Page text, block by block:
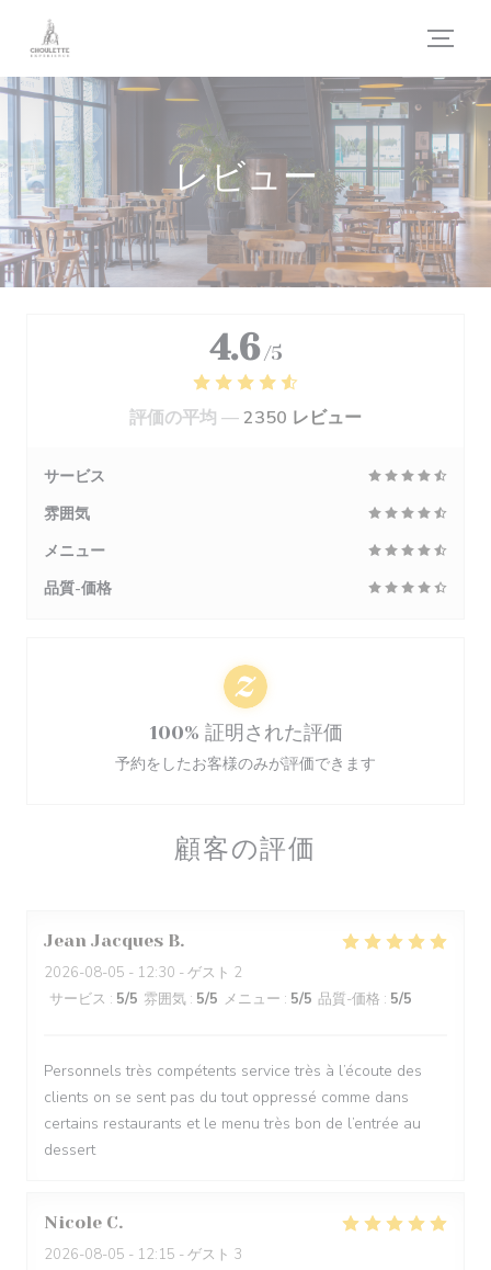
クッキー利用の管理について
レビュー
顧客の評価
Jean Jacques B
2026-08-05 - 12:30 - ゲスト 2
サービス : 5/5 雰囲気 : 5/5 メニュー : 5/5 品質-価格 : 5/5
Personnels très compétents service très à l’écoute des
clients on se sent pas du tout oppressé comme dans
certains restaurants et le menu très bon de l’entrée au
dessert
Nicole C
2026-08-05 - 12:15 - ゲスト 3
4.6 /5
評価の平均 —2350 レビュー
サービス
雰囲気
メニュー
品質-価格
100% 証明された評価
予約をしたお客様のみが評価できます